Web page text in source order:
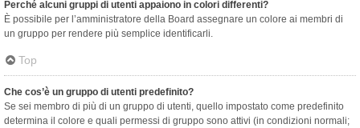
Perché alcuni gruppi di utenti appaiono in colori differenti?
È possibile per l’amministratore della Board assegnare un colore ai membri di
un gruppo per rendere più semplice identificarli.
Top
Che cos’è un gruppo di utenti predefinito?
Se sei membro di più di un gruppo di utenti, quello impostato come predefinito
determina il colore e quali permessi di gruppo sono attivi (in condizioni normali;